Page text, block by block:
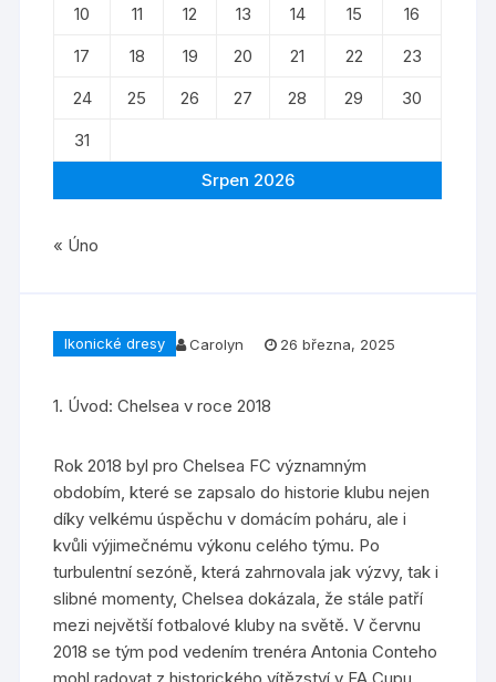
Ikonické dresy Carolyn 26 března, 2025
1. Úvod: Chelsea v roce 2018
Rok 2018 byl pro Chelsea FC významným
obdobím, které se zapsalo do historie klubu nejen
díky velkému úspěchu v domácím poháru, ale i
kvůli výjimečnému výkonu celého týmu. Po
turbulentní sezóně, která zahrnovala jak výzvy, tak i
slibné momenty, Chelsea dokázala, že stále patří
mezi největší fotbalové kluby na světě. V červnu
2018 se tým pod vedením trenéra Antonia Conteho
Srpen 2026
10
11 12 13 14 15
16
17
18 19 20 21 22
23
24
25 26 27 28 29
30
31
« Úno